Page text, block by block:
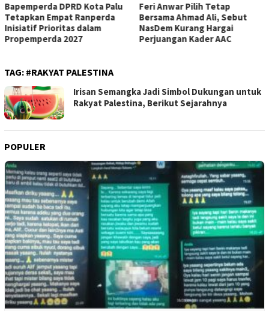
Feri Anwar Pilih Tetap
Bersama Ahmad Ali, Sebut
NasDem Kurang Hargai
Perjuangan Kader AAC
Pengurus Inti DPW Partai
Nasdem Sulteng Resmi
Mengundurkan Diri dari
Kepengurusan
TAG: #RAKYAT PALESTINA
Irisan Semangka Jadi Simbol Dukungan untuk
Rakyat Palestina, Berikut Sejarahnya
POPULER